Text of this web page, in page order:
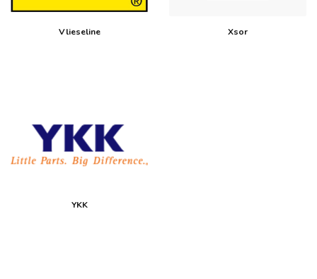
Vlieseline Xsor
YKK